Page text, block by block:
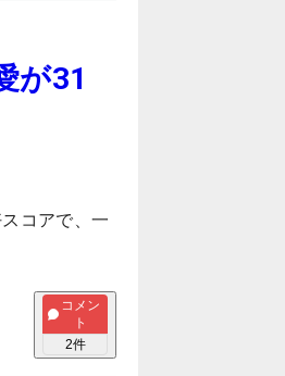
が31
コアで、一
コメン
ト
2件